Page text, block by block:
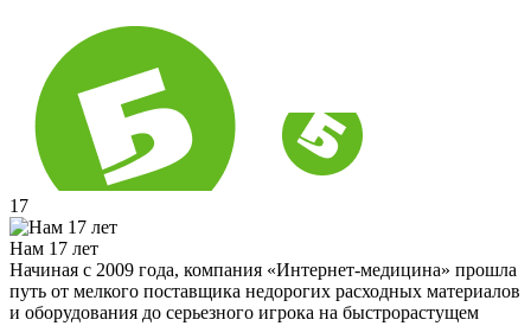
17
Нам 17 лет
Начиная с 2009 года, компания «Интернет-медицина» прошла
путь от мелкого поставщика недорогих расходных материалов
и оборудования до серьезного игрока на быстрорастущем